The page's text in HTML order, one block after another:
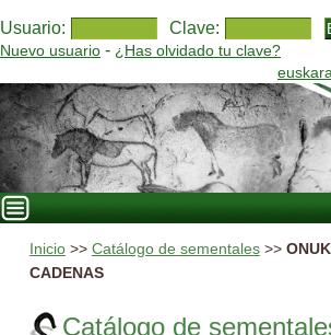
Usuario: Clave:
Nuevo usuario - ¿Has olvidado tu clave?
euskara
Inicio>> Catálogo de sementales>>
CADENAS
Catálogo de